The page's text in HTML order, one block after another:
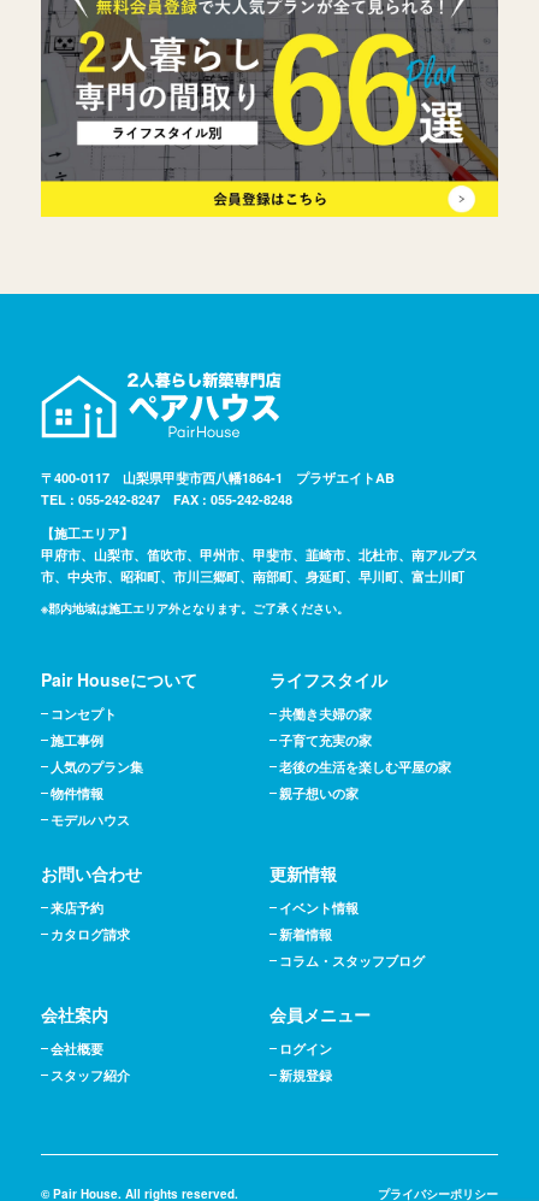
〒400-0117 山梨県甲斐市西八幡1864-1 プラザエイトAB
TEL : 055-242-8247 FAX : 055-242-8248
【施工エリア】
甲府市、山梨市、笛吹市、甲州市、甲斐市、韮崎市、北杜市、南アルプス
市、中央市、昭和町、市川三郷町、南部町、身延町、早川町、富士川町
※郡内地域は施工エリア外となります。ご了承ください。
Pair Houseについて
コンセプト
施工事例
人気のプラン集
物件情報
モデルハウス
ライフスタイル
共働き夫婦の家
子育て充実の家
老後の生活を楽しむ平屋の家
親子想いの家
お問い合わせ
来店予約
カタログ請求
更新情報
イベント情報
新着情報
コラム・スタッフブログ
会社案内
会社概要
スタッフ紹介
会員メニュー
ログイン
新規登録
© Pair House. All rights reserved. プライバシーポリシー